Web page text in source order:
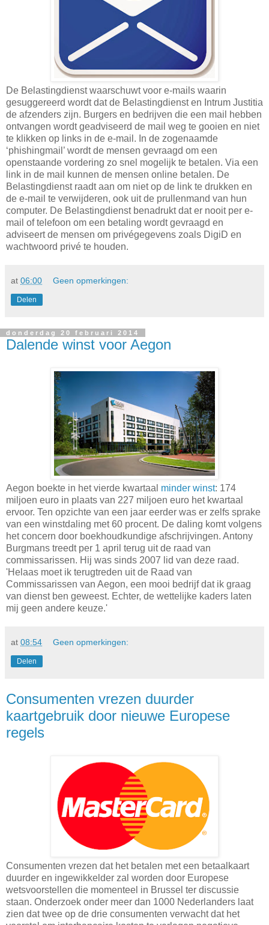
De Belastingdienst waarschuwt voor e-mails waarin
gesuggereerd wordt dat de Belastingdienst en Intrum Justitia
de afzenders zijn. Burgers en bedrijven die een mail hebben
ontvangen wordt geadviseerd de mail weg te gooien en niet
te klikken op links in de e-mail. In de zogenaamde
‘phishingmail’ wordt de mensen gevraagd om een
openstaande vordering zo snel mogelijk te betalen. Via een
link in de mail kunnen de mensen online betalen. De
Belastingdienst raadt aan om niet op de link te drukken en
de e-mail te verwijderen, ook uit de prullenmand van hun
computer. De Belastingdienst benadrukt dat er nooit per e-
mail of telefoon om een betaling wordt gevraagd en
adviseert de mensen om privégegevens zoals DigiD en
wachtwoord privé te houden.
at 06:00 Geen opmerkingen:
Delen
donderdag 20 februari 2014
Dalende winst voor Aegon
Aegon boekte in het vierde kwartaal minder winst: 174
miljoen euro in plaats van 227 miljoen euro het kwartaal
ervoor. Ten opzichte van een jaar eerder was er zelfs sprake
van een winstdaling met 60 procent. De daling komt volgens
het concern door boekhoudkundige afschrijvingen. Antony
Burgmans treedt per 1 april terug uit de raad van
commissarissen. Hij was sinds 2007 lid van deze raad.
'Helaas moet ik terugtreden uit de Raad van
Commissarissen van Aegon, een mooi bedrijf dat ik graag
van dienst ben geweest. Echter, de wettelijke kaders laten
mij geen andere keuze.'
at 08:54 Geen opmerkingen:
Delen
Consumenten vrezen duurder
kaartgebruik door nieuwe Europese
regels
Consumenten vrezen dat het betalen met een betaalkaart
duurder en ingewikkelder zal worden door Europese
wetsvoorstellen die momenteel in Brussel ter discussie
staan. Onderzoek onder meer dan 1000 Nederlanders laat
zien dat twee op de drie consumenten verwacht dat het